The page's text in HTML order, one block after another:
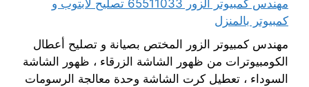
مهندس كمبيوتر الزور 65511033 تصليح لابتوب و
كمبيوتر بالمنزل
مهندس كمبيوتر الزور المختص بصيانة و تصليح أعطال
الكومبيوترات من ظهور الشاشة الزرقاء ، ظهور الشاشة
السوداء ، تعطيل كرت الشاشة وحدة معالجة الرسومات